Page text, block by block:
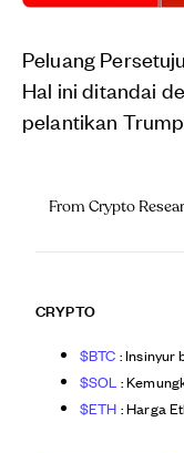
Peluang
Hal ini ditandai
pelantikan
From Crypto
CRYPTO
$BTC : Insinyur
$SOL :
$ETH : Harga